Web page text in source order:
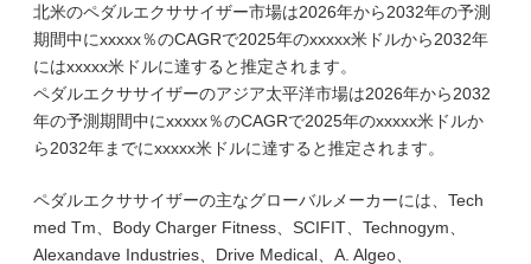
北米のペダルエクササイザー市場は2026年から2032年の予測
期間中にxxxxx％のCAGRで2025年のxxxxx米ドルから2032年
にはxxxxx米ドルに達すると推定されます。
ペダルエクササイザーのアジア太平洋市場は2026年から2032
年の予測期間中にxxxxx％のCAGRで2025年のxxxxx米ドルか
ら2032年までにxxxxx米ドルに達すると推定されます。
ペダルエクササイザーの主なグローバルメーカーには、Tech
med Tm、Body Charger Fitness、SCIFIT、Technogym、
Alexandave Industries、Drive Medical、A. Algeo、